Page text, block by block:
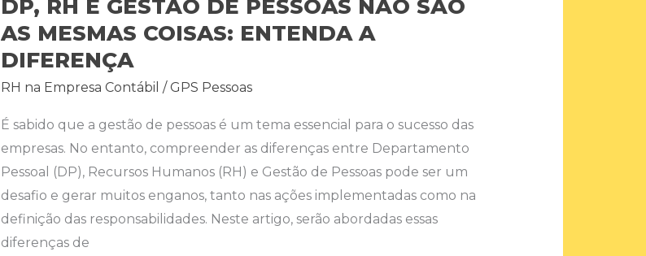
DP, RH E GESTÃO DE PESSOAS NÃO SÃO
AS MESMAS COISAS: ENTENDA A
DIFERENÇA
RH na Empresa Contábil / GPS Pessoas
É sabido que a gestão de pessoas é um tema essencial para o sucesso das
empresas. No entanto, compreender as diferenças entre Departamento
Pessoal (DP), Recursos Humanos (RH) e Gestão de Pessoas pode ser um
desafio e gerar muitos enganos, tanto nas ações implementadas como na
definição das responsabilidades. Neste artigo, serão abordadas essas
diferenças de
GESTÃO
DE
PESSOAS
NÃO
AS
MESMAS
COISAS:
ENTENDA
A
DIFERENÇA